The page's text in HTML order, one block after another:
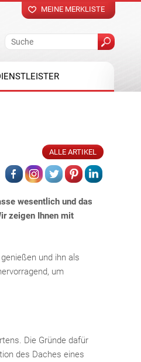
MEINE MERKLISTE
ALLE ARTIKEL
wesentlich und das
zeigen Ihnen mit
und ihn als
um
Die Gründe dafür
des Daches eines